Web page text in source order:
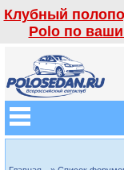
Клубный
Polo по